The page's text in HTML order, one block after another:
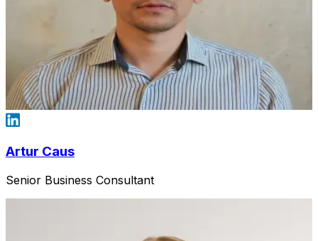
Artur Caus
Senior Business Consultant